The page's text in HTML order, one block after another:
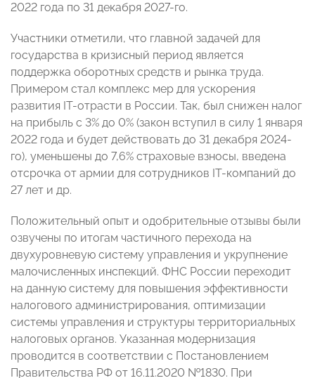
2022 года по 31 декабря 2027-го.
Участники отметили, что главной задачей для
государства в кризисный период является
поддержка оборотных средств и рынка труда.
Примером стал комплекс мер для ускорения
развития IT-отрасти в России. Так, был снижен налог
на прибыль с 3% до 0% (закон вступил в силу 1 января
2022 года и будет действовать до 31 декабря 2024-
го), уменьшены до 7,6% страховые взносы, введена
отсрочка от армии для сотрудников IT-компаний до
27 лет и др.
Положительный опыт и одобрительные отзывы были
озвучены по итогам частичного перехода на
двухуровневую систему управления и укрупнение
малочисленных инспекций. ФНС России переходит
на данную систему для повышения эффективности
налогового администрирования, оптимизации
системы управления и структуры территориальных
налоговых органов. Указанная модернизация
проводится в соответствии с Постановлением
Правительства РФ от 16.11.2020 №1830. При